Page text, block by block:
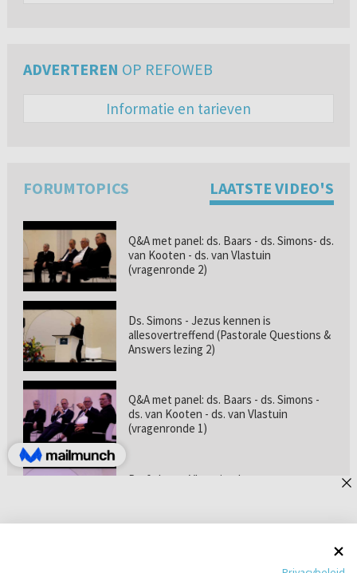
ADVERTEREN OP REFOWEB
Informatie en tarieven
FORUMTOPICS LAATSTE VIDEO'S
Q&A met panel: ds. Baars - ds. Simons- ds.
van Kooten - ds. van Vlastuin
(vragenronde 2)
Ds. Simons - Jezus kennen is
allesovertreffend (Pastorale Questions &
Answers lezing 2)
Q&A met panel: ds. Baars - ds. Simons -
ds. van Kooten - ds. van Vlastuin
(vragenronde 1)
Prof. dr. van Vlastuin - Is